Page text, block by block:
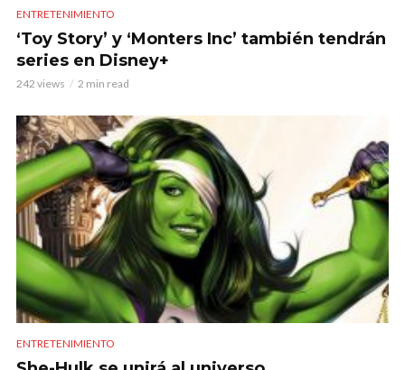
ENTRETENIMIENTO
‘Toy Story’ y ‘Monters Inc’ también tendrán
series en Disney+
242 views 2 min read
ENTRETENIMIENTO